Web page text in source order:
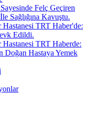
Felç Geçiren
Sağlığına Kavuştu.
TRT Haber'de:
Edildi.
TRT Haberde:
Doğan Hastaya Yemek